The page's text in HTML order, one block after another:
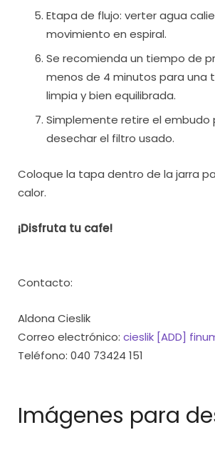
Etapa de flujo: verter agua
movimiento en espiral.
Se recomienda un tiempo de
menos de 4 minutos para una
limpia y bien equilibrada.
Simplemente retire el embudo
desechar el filtro usado.
Coloque la tapa dentro de la jarra
calor.
¡Disfruta tu cafe!
Contacto:
Aldona Cieslik
Correo electrónico: cieslik [ADD]
Teléfono: 040 73424 151
Imágenes para